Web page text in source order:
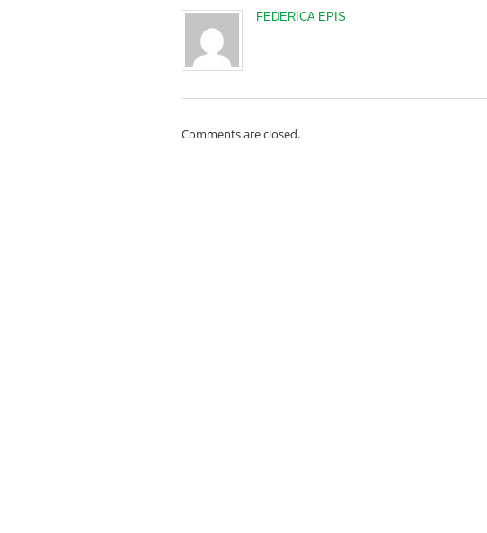
FEDERICA EPIS
Comments are closed.